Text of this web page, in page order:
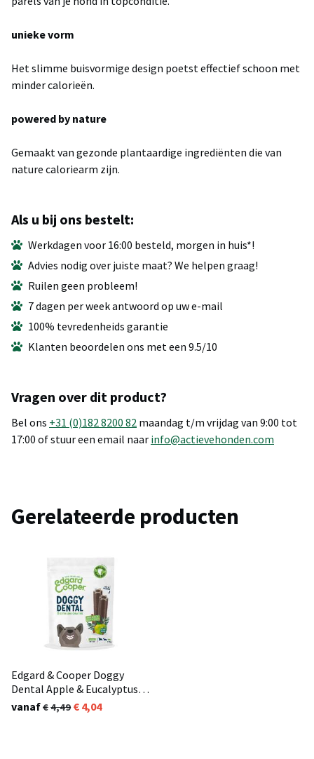
unieke vorm
Het slimme buisvormige design poetst effectief schoon met
minder calorieën.
powered by nature
Gemaakt van gezonde plantaardige ingrediënten die van
nature caloriearm zijn.
Als u bij ons bestelt:
Werkdagen voor 16:00 besteld, morgen in huis*!
Advies nodig over juiste maat? We helpen graag!
Ruilen geen probleem!
7 dagen per week antwoord op uw e-mail
100% tevredenheids garantie
Klanten beoordelen ons met een 9.5/10
Vragen over dit product?
Bel ons +31 (0)182 8200 82 maandag t/m vrijdag van 9:00 tot
17:00 of stuur een email naar info@actievehonden.com
Gerelateerde producten
Edgard & Cooper Doggy
Dental Apple & Eucalyptus (7
stuks)
vanaf 4,49 4,04